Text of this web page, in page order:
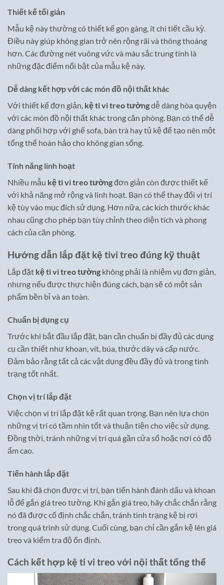
Thiết kế tối giản
Mẫu kệ này thường có thiết kế gọn gàng, ít chi tiết cầu kỳ.
Điều này giúp không gian trở nên rộng rãi và thông thoáng
hơn. Các đường nét vuông vức và màu sắc trung tính là
những đặc điểm nổi bật của mẫu kệ này.
Dễ dàng kết hợp với các món đồ nội thất khác
Với thiết kế đơn giản, kệ ti vi treo tườngdễ dàng hòa quyện
với các món đồ nội thất khác trong căn phòng. Bạn có thể dễ
dàng phối hợp với ghế sofa, bàn trà hay tủ kệ để tạo nên một
tổng thể hoàn hảo cho không gian sống.
Tính năng linh hoạt
Nhiều mẫu kệ ti vi treo tườngđơn giản còn được thiết kế
với khả năng mở rộng và linh hoạt. Bạn có thể thay đổi vị trí
kệ tùy vào mục đích sử dụng. Hơn nữa, các kích thước khác
nhau cũng cho phép bạn tùy chỉnh theo diện tích và phong
cách của căn phòng.
Hướng dẫn lắp đặt kệ tivi treo đúng kỹ thuật
Lắp đặt kệ ti vi treo tường không phải là nhiệm vụ đơn giản,
nhưng nếu được thực hiện đúng cách, bạn sẽ có một sản
phẩm bền bỉ và an toàn.
Chuẩn bị dụng cụ
Trước khi bắt đầu lắp đặt, bạn cần chuẩn bị đầy đủ các dụng
cụ cần thiết như khoan, vít, búa, thước dây và cấp nước.
Đảm bảo rằng tất cả các vật dụng đều đầy đủ và trong tình
trạng tốt nhất.
Chọn vị trí lắp đặt
Việc chọn vị trí lắp đặt kệ rất quan trọng. Bạn nên lựa chọn
những vị trí có tầm nhìn tốt và thuận tiện cho việc sử dụng.
Đồng thời, tránh những vị trí quá gần cửa sổ hoặc nơi có độ
ẩm cao.
Tiến hành lắp đặt
Sau khi đã chọn được vị trí, bạn tiến hành đánh dấu và khoan
lỗ để gắn giá treo tường. Khi gắn giá treo, hãy chắc chắn rằng
nó đã được cố định chắc chắn, tránh tình trạng kệ bị rơi
trong quá trình sử dụng. Cuối cùng, bạn chỉ cần gắn kệ lên giá
treo và kiểm tra độ ổn định.
Cách kết hợp kệ ti vi treo với nội thất tổng thể